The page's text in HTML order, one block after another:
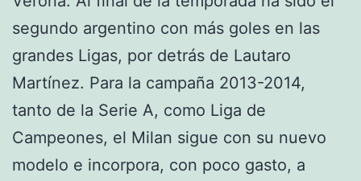
segundo argentino con más goles en las
grandes Ligas, por detrás de Lautaro
Martínez. Para la campaña 2013-2014,
tanto de la Serie A, como Liga de
Campeones, el Milan sigue con su nuevo
modelo e incorpora, con poco gasto, a